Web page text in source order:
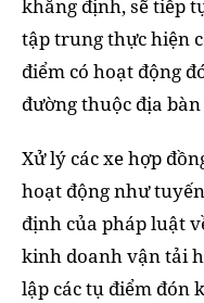
khẳng định, sẽ tiếp
tập trung thực hiện
điểm có hoạt động
đường thuộc địa bàn
Xử lý các xe hợp
hoạt động như
định của pháp luật
kinh doanh vận tải
lập các tụ điểm đón